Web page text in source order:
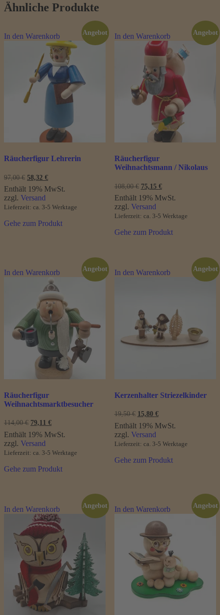
Ähnliche Produkte
In den Warenkorb Angebot
Räucherfigur Lehrerin
97,00€ Ursprünglicher
Preis
war:
97,00 €
58,32 €Aktueller
Preis
ist:
Enthält 19% MwSt.
zzgl. Versand
Lieferzeit: ca. 3-5 Werktage
Gehe zum Produkt
In den Warenkorb Angebot
Räucherfigur
Weihnachtsmann / Nikolaus
108,00€ Ursprünglicher
Preis
war:
108,00 €
75,15 €Aktueller
Preis
ist:
Enthält 19% MwSt.
zzgl. Versand
Lieferzeit: ca. 3-5 Werktage
Gehe zum Produkt
In den Warenkorb Angebot
Räucherfigur
Weihnachtsmarktbesucher
114,00€ Ursprünglicher
Preis
war:
114,00 €
79,11 €Aktueller
Preis
ist:
Enthält 19% MwSt.
zzgl. Versand
Lieferzeit: ca. 3-5 Werktage
Gehe zum Produkt
In den Warenkorb Angebot
Kerzenhalter Striezelkinder
19,50€ Ursprünglicher
Preis
war:
19,50 €
15,80 €Aktueller
Preis
ist:
Enthält 19% MwSt.
zzgl. Versand
Lieferzeit: ca. 3-5 Werktage
Gehe zum Produkt
In den Warenkorb Angebot In den Warenkorb Angebot